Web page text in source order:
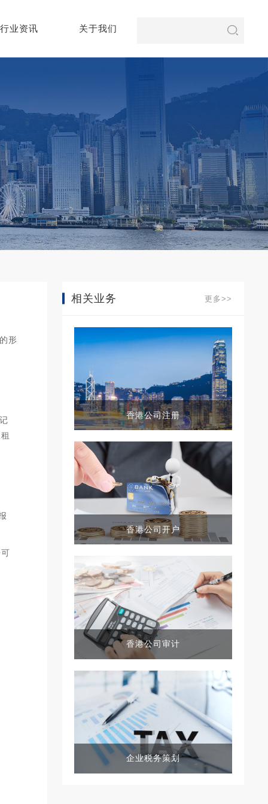
行业资讯 关于我们
形
相关业务 更多>>
香港公司注册
香港公司开户
香港公司审计
企业税务策划